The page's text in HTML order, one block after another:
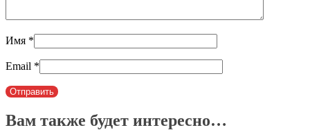
Имя *
Email *
Вам также будет интересно…